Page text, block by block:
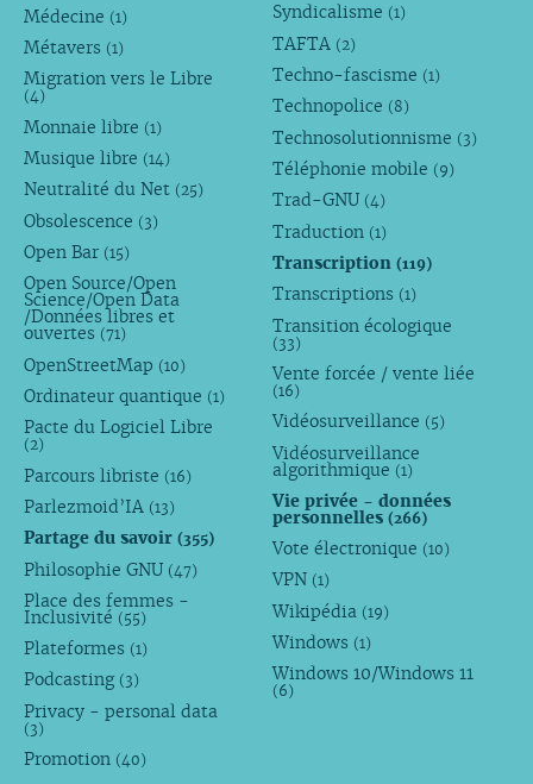
Médecine (1)
Métavers (1)
Migration vers le Libre
(4)
Monnaie libre (1)
Musique libre (14)
Neutralité du Net (25)
Obsolescence (3)
Open Bar (15)
Open Source/Open
Science/Open Data
/Données libres et
ouvertes (71)
OpenStreetMap (10)
Ordinateur quantique (1)
Pacte du Logiciel Libre
(2)
Parcours libriste (16)
Parlezmoid’IA (13)
Partage du savoir (355)
Philosophie GNU (47)
Place des femmes -
Inclusivité (55)
Plateformes (1)
Podcasting (3)
Privacy - personal data
(3)
Promotion (40)
Syndicalisme (1)
TAFTA (2)
Techno-fascisme (1)
Technopolice (8)
Technosolutionnisme (3)
Téléphonie mobile (9)
Trad-GNU (4)
Traduction (1)
Transcription(119)
Transcriptions (1)
Transition écologique
(33)
Vente forcée / vente liée
(16)
Vidéosurveillance (5)
Vidéosurveillance
algorithmique (1)
Vie privée - données
personnelles(266)
Vote électronique (10)
VPN (1)
Wikipédia (19)
Windows (1)
Windows 10/Windows 11
(6)